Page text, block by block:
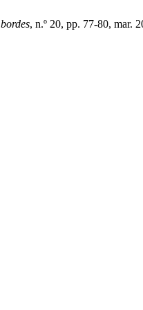
bordes, n.º 20, pp. 77-80, mar.